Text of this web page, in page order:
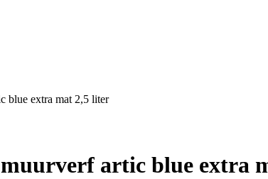
blue extra mat 2,5 liter
artic blue extra